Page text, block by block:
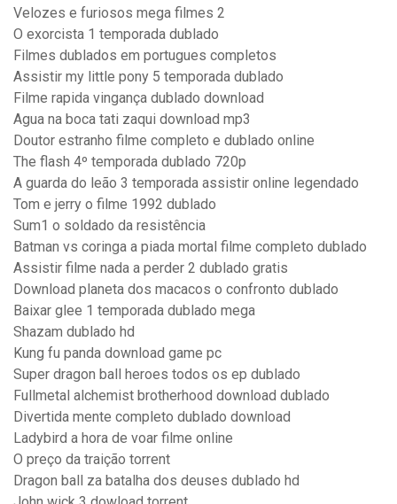
Velozes e furiosos mega filmes 2
O exorcista 1 temporada dublado
Filmes dublados em portugues completos
Assistir my little pony 5 temporada dublado
Filme rapida vingança dublado download
Agua na boca tati zaqui download mp3
Doutor estranho filme completo e dublado online
The flash 4º temporada dublado 720p
A guarda do leão 3 temporada assistir online legendado
Tom e jerry o filme 1992 dublado
Sum1 o soldado da resistência
Batman vs coringa a piada mortal filme completo dublado
Assistir filme nada a perder 2 dublado gratis
Download planeta dos macacos o confronto dublado
Baixar glee 1 temporada dublado mega
Shazam dublado hd
Kung fu panda download game pc
Super dragon ball heroes todos os ep dublado
Fullmetal alchemist brotherhood download dublado
Divertida mente completo dublado download
Ladybird a hora de voar filme online
O preço da traição torrent
Dragon ball za batalha dos deuses dublado hd